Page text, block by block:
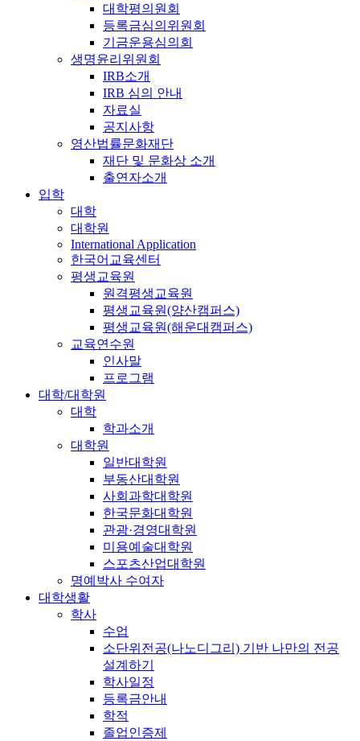
대학평의원회
등록금심의위원회
기금운용심의회
생명윤리위원회
IRB소개
IRB 심의 안내
자료실
공지사항
영산법률문화재단
재단 및 문화상 소개
출연자소개
입학
대학
대학원
International Application
한국어교육센터
평생교육원
원격평생교육원
평생교육원(양산캠퍼스)
평생교육원(해운대캠퍼스)
교육연수원
인사말
프로그램
대학/대학원
대학
학과소개
대학원
일반대학원
부동산대학원
사회과학대학원
한국문화대학원
관광·경영대학원
미용예술대학원
스포츠산업대학원
명예박사 수여자
대학생활
학사
수업
소단위전공(나노디그리) 기반 나만의 전공
설계하기
학사일정
등록금안내
학적
졸업인증제